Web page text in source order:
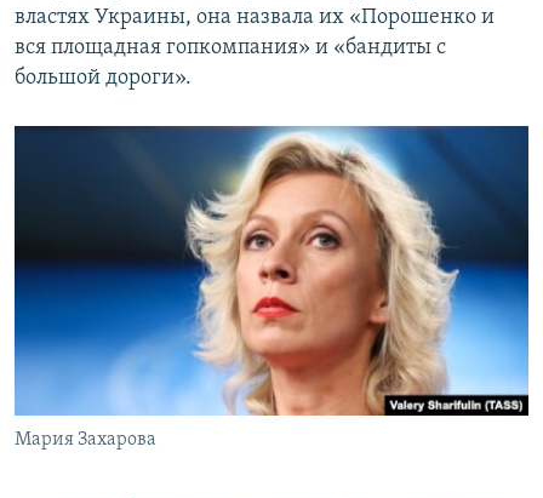
властях Украины, она назвала их «Порошенко и
вся площадная гопкомпания» и «бандиты с
большой дороги».
Мария Захарова